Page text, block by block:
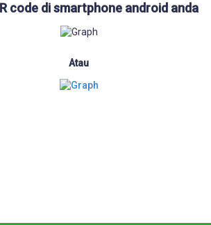
code di smartphone android anda
Atau